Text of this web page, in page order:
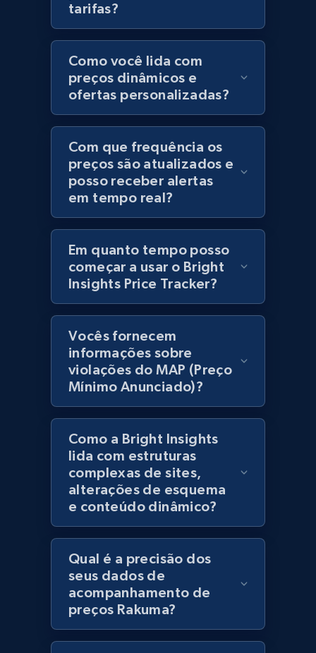
Category id, Product id, Product name, Price,
Currency, Colour code, Colour, Description, and
1.2K+ 208+ Comece agora
Best Buy products
URL, Product id, Title, Images, Final price,
Currency, Discount, Initial price, and more.
1.1K+ 149+ Comece agora
products using specified keywords
URL, Product id, Title, Images, Final price,
Currency, Discount, Initial price, and more.
1.1K+ 149+ Comece agora
Lazada - Products
URL, Title, Rating, Reviews, Initial price, Final
price, Currency, Stock, and more.
991+ 165+ Comece agora
Lazada - Products - Discover products by
keyword
tarifas?
Como você lida com
preços dinâmicos e
ofertas personalizadas?
Com que frequência os
preços são atualizados e
posso receber alertas
em tempo real?
Em quanto tempo posso
começar a usar o Bright
Insights Price Tracker?
Vocês fornecem
informações sobre
violações do MAP (Preço
Mínimo Anunciado)?
Como a Bright Insights
lida com estruturas
complexas de sites,
alterações de esquema
e conteúdo dinâmico?
Qual é a precisão dos
seus dados de
acompanhamento de
preços Rakuma?